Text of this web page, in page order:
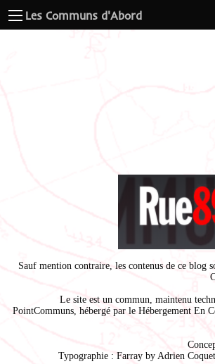
Les Communs d'Abord
Sauf mention contraire, les contenus de ce blog
Le site est un commun, maintenu
PointCommuns , hébergé par le Hébergement En
Typographie : Farray by Adrien Coque